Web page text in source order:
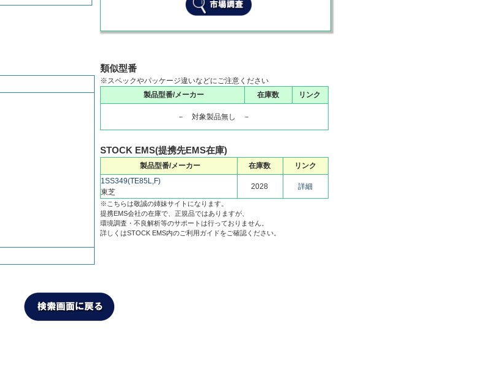
類似型番
※スペックやパッケージ違いなどにご注意ください
製品型番/メーカー
在庫数 リンク
－ 対象製品無し －
STOCK EMS(提携先EMS在庫)
製品型番/メーカー 在庫数
リンク
1SS349(TE85L,F)
東芝
2028 詳細
※こちらは敬誠の姉妹サイトになります。
提携EMS会社の在庫で、正規品ではありますが、
環境調査・不良解析等のサポートは行っておりません。
詳しくはSTOCK EMS内のご利用ガイドをご確認ください。